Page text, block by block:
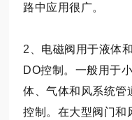
路中应用很广。
2、 电磁阀用于液体
DO控制。一般用于
体、气体和风系统管
控制。在大型阀门和